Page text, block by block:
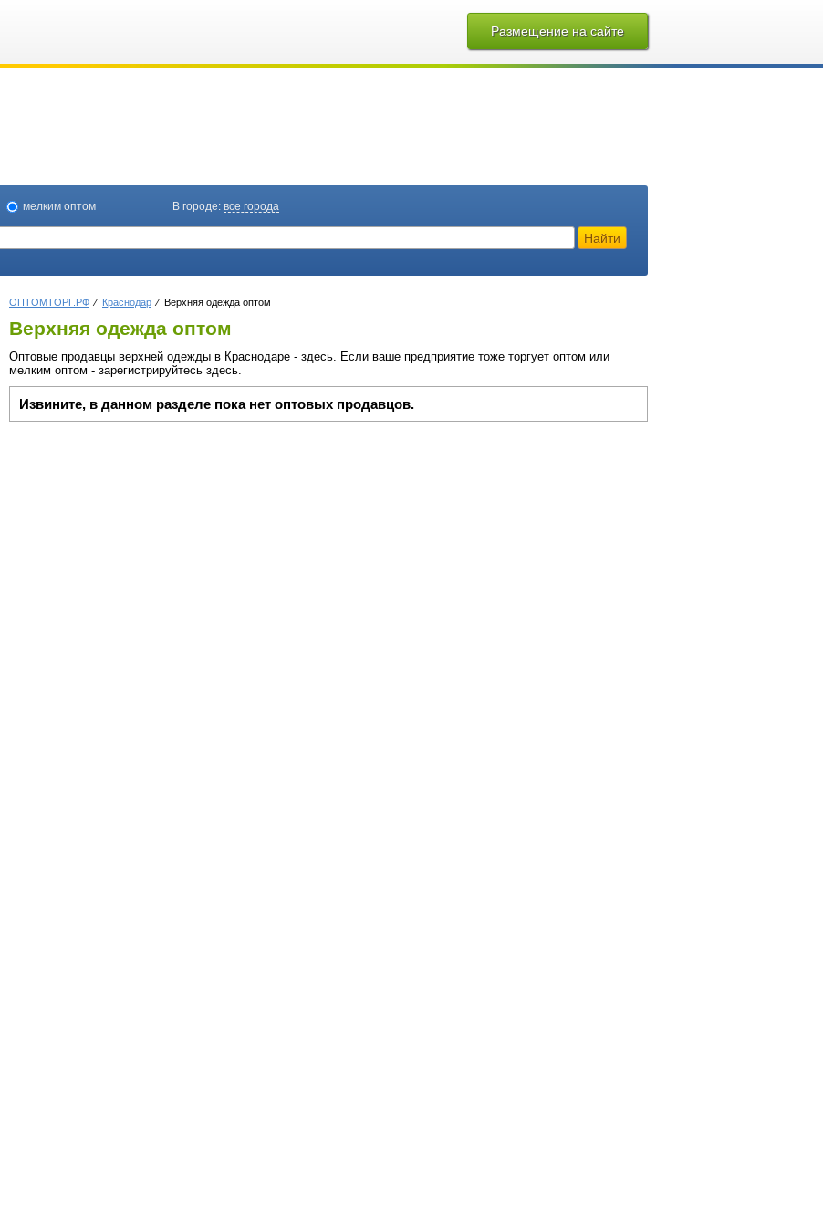
Размещение на сайте
мелким оптом В городе: все города
Найти
ОПТОМТОРГ.РФ Краснодар Верхняя одежда оптом
Верхняя одежда оптом
Оптовые продавцы верхней одежды в Краснодаре - здесь. Если ваше предприятие тоже торгует оптом или
мелким оптом - зарегистрируйтесь здесь.
Извините, в данном разделе пока нет оптовых продавцов.